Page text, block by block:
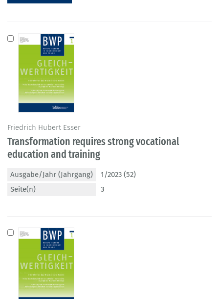
Friedrich Hubert Esser
Transformation requires strong vocational
education and training
Ausgabe/Jahr (Jahrgang)
1/2023 (52)
Seite(n)
3